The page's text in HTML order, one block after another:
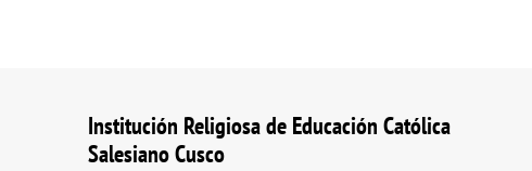
Institución Religiosa de Educación Católica
Salesiano Cusco